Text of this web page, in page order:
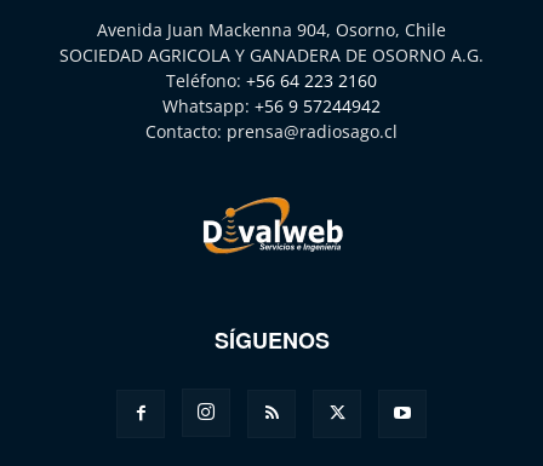
Avenida Juan Mackenna 904, Osorno, Chile
SOCIEDAD AGRICOLA Y GANADERA DE OSORNO A.G.
Teléfono: +56 64 223 2160
Whatsapp: +56 9 57244942
Contacto: prensa@radiosago.cl
SÍGUENOS